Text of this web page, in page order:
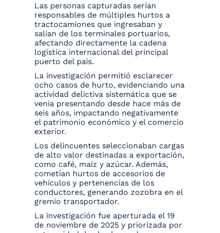
Las personas capturadas serían
responsables de múltiples hurtos a
tractocamiones que ingresaban y
salían de los terminales portuarios,
afectando directamente la cadena
logística internacional del principal
puerto del país.
La investigación permitió esclarecer
ocho casos de hurto, evidenciando una
actividad delictiva sistemática que se
venía presentando desde hace más de
seis años, impactando negativamente
el patrimonio económico y el comercio
exterior.
Los delincuentes seleccionaban cargas
de alto valor destinadas a exportación,
como café, maíz y azúcar. Además,
cometían hurtos de accesorios de
vehículos y pertenencias de los
conductores, generando zozobra en el
gremio transportador.
La investigación fue aperturada el 19
de noviembre de 2025 y priorizada por